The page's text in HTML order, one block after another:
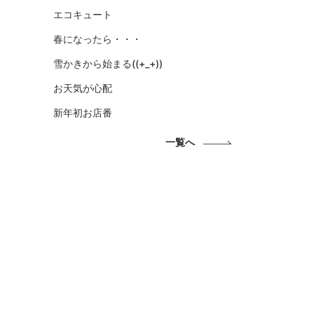
エコキュート
春になったら・・・
雪かきから始まる((+_+))
お天気が心配
新年初お店番
一覧へ